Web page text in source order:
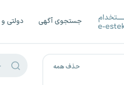
جستجوی آگهی دولتی
حذف همه